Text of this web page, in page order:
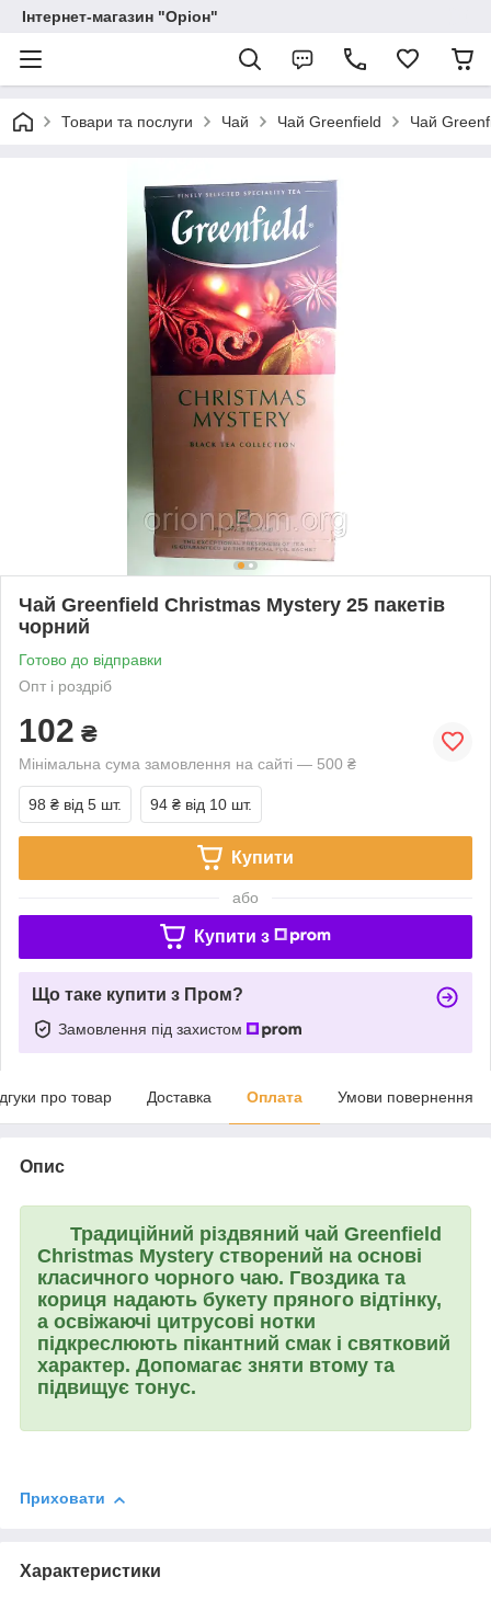
Інтернет-магазин "Оріон"
Товари та послуги Чай Чай Greenfield Чай
Чай Greenfield Christmas Mystery 25 пакетів
чорний
Готово до відправки
Опт і роздріб
102 ₴
Мінімальна сума замовлення на сайті — 500 ₴
98 ₴ від 5 шт. 94 ₴ від 10 шт.
Купити
або
Купити з
Що таке купити з Пром?
Замовлення під захистом
про товар Доставка Оплата Умови повернення
Опис
Традиційний різдвяний чай Greenfield
Christmas Mystery створений на основі
класичного чорного чаю. Гвоздика та
кориця надають букету пряного відтінку,
а освіжаючі цитрусові нотки
підкреслюють пікантний смак і святковий
характер. Допомагає зняти втому та
підвищує тонус.
Приховати
Характеристики